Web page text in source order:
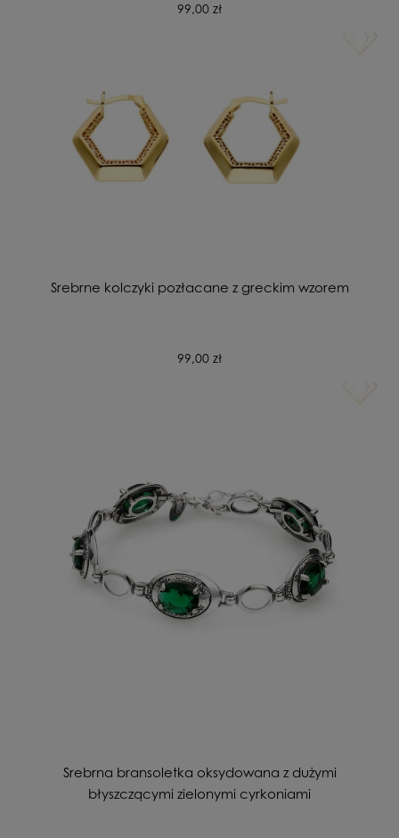
99,00 zł
Srebrne kolczyki pozłacane z greckim wzorem
99,00 zł
Srebrna bransoletka oksydowana z dużymi
błyszczącymi zielonymi cyrkoniami